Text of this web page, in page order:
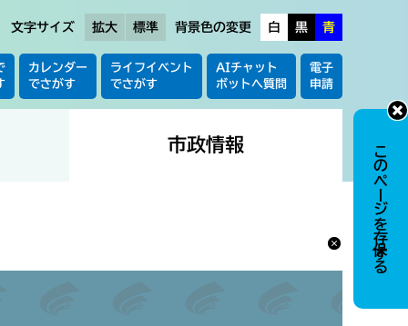
文字サイズ 拡大 標準 背景色の変更 白 黒 青
カレンダー
でさがす
ライフイベント
でさがす
AIチャット
ボットへ質問
電子
申請
市政情報 このページを保存する